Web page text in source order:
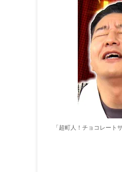
「超町人！チョコレート